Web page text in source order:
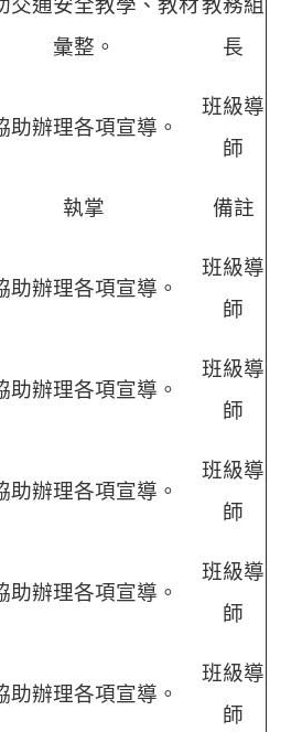
交通安全教學、教材
彙整。
教務組
長
助辦理各項宣導。
班級導
師
執掌 備註
助辦理各項宣導。
班級導
師
助辦理各項宣導。
班級導
師
助辦理各項宣導。
班級導
師
助辦理各項宣導。
班級導
師
助辦理各項宣導。
班級導
師